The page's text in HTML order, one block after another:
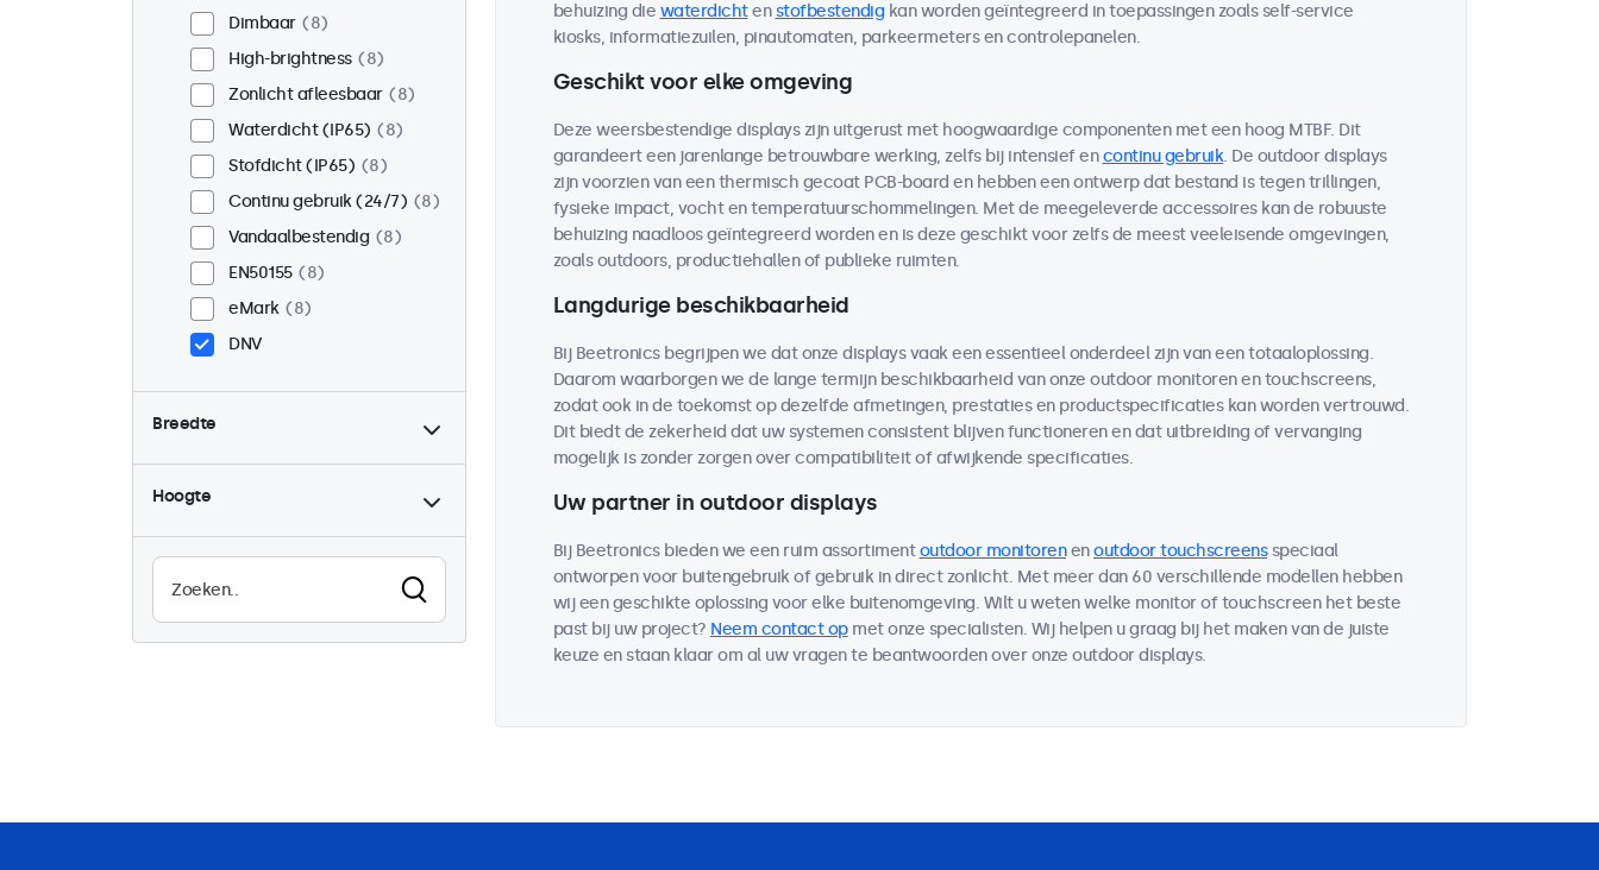
Dimbaar
8
High-brightness
8
Zonlicht afleesbaar
8
Waterdicht (IP65)
8
Stofdicht (IP65)
8
Continu gebruik (24/7)
8
Vandaalbestendig
8
EN50155
8
eMark
8
DNV
Breedte
Hoogte
behuizing die waterdichtenstofbestendig kan worden geïntegreerd in toepassingen zoals self-service
kiosks, informatiezuilen, pinautomaten, parkeermeters en controlepanelen.
Geschikt voor elke omgeving
Deze weersbestendige displays zijn uitgerust met hoogwaardige componenten met een hoog MTBF. Dit
garandeert een jarenlange betrouwbare werking, zelfs bij intensief encontinu gebruik. De outdoor displays
zijn voorzien van een thermisch gecoat PCB-board en hebben een ontwerp dat bestand is tegen trillingen,
fysieke impact, vocht en temperatuurschommelingen. Met de meegeleverde accessoires kan de robuuste
behuizing naadloos geïntegreerd worden en is deze geschikt voor zelfs de meest veeleisende omgevingen,
zoals outdoors, productiehallen of publieke ruimten.
Langdurige beschikbaarheid
Bij Beetronics begrijpen we dat onze displays vaak een essentieel onderdeel zijn van een totaaloplossing.
Daarom waarborgen we de lange termijn beschikbaarheid van onze outdoor monitoren en touchscreens,
zodat ook in de toekomst op dezelfde afmetingen, prestaties en productspecificaties kan worden vertrouwd.
Dit biedt de zekerheid dat uw systemen consistent blijven functioneren en dat uitbreiding of vervanging
mogelijk is zonder zorgen over compatibiliteit of afwijkende specificaties.
Uw partner in outdoor displays
Bij Beetronics bieden we een ruim assortimentoutdoor monitorenenoutdoor touchscreensspeciaal
ontworpen voor buitengebruik of gebruik in direct zonlicht. Met meer dan 60 verschillende modellen hebben
wij een geschikte oplossing voor elke buitenomgeving. Wilt u weten welke monitor of touchscreen het beste
past bij uw project? Neem contact opmet onze specialisten. Wij helpen u graag bij het maken van de juiste
keuze en staan klaar om al uw vragen te beantwoorden over onze outdoor displays.